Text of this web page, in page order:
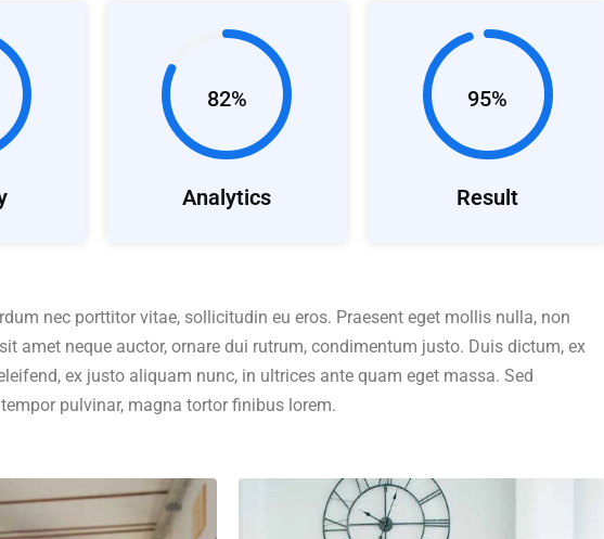
82%
Analytics
95%
Result
nec porttitor vitae, sollicitudin eu eros. Praesent eget mollis nulla, non
amet neque auctor, ornare dui rutrum, condimentum justo. Duis dictum, ex
ex justo aliquam nunc, in ultrices ante quam eget massa. Sed
pulvinar, magna tortor finibus lorem.